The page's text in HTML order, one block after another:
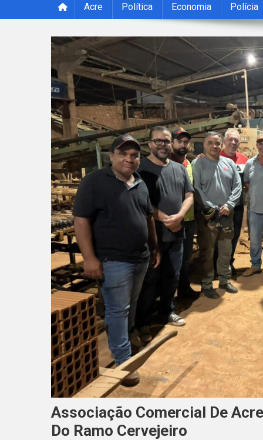
Acre Política Economia Polícia
Associação Comercial De
Do Ramo Cervejeiro